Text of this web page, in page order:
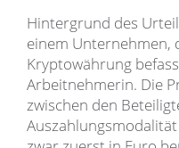
Hintergrund des
einem Unternehmen,
Kryptowährung
Arbeitnehmerin. Die
zwischen den